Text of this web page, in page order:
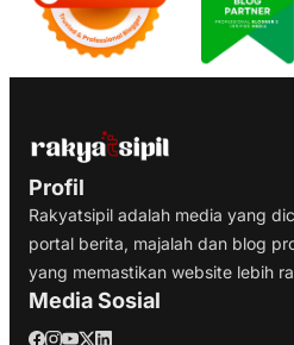
Profil
Rakyatsipil adalah media yang
portal berita, majalah dan blog
yang memastikan website lebih
Media Sosial